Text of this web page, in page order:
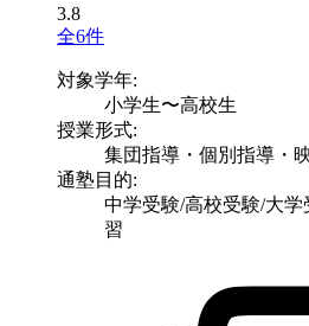
3.8
全6件
対象学年:
小学生〜高校生
授業形式:
集団指導・個別指導・
通塾目的:
中学受験/高校受験/大
習